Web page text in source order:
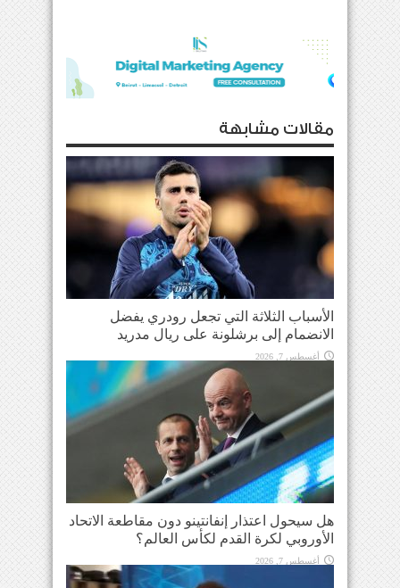
مقالات مشابهة
الأسباب الثلاثة التي تجعل رودري يفضل
الانضمام إلى برشلونة على ريال مدريد
أغسطس 7, 2026
هل سيحول اعتذار إنفانتينو دون مقاطعة الاتحاد
الأوروبي لكرة القدم لكأس العالم؟
أغسطس 7, 2026